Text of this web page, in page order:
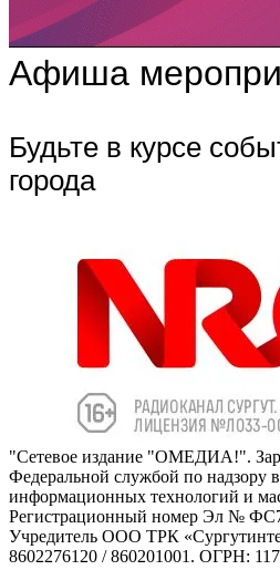
Афиша
Будьте в курсе
города
"Сетевое издание "ОМЕДИА!".
Федеральной службой по надзору в
информационных технологий и
Регистрационный номер Эл №
Учредитель ООО ТРК
8602276120 / 860201001. ОГРН: